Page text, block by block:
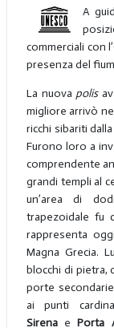
A
commerciali con
presenza del
La nuova polis
migliore arrivò
ricchi sibariti
Furono loro a
comprendente
grandi templi al
un’area di
trapezoidale fu
rappresenta
Magna Grecia.
blocchi di pietra,
porte
ai punti
Sirena e Porta